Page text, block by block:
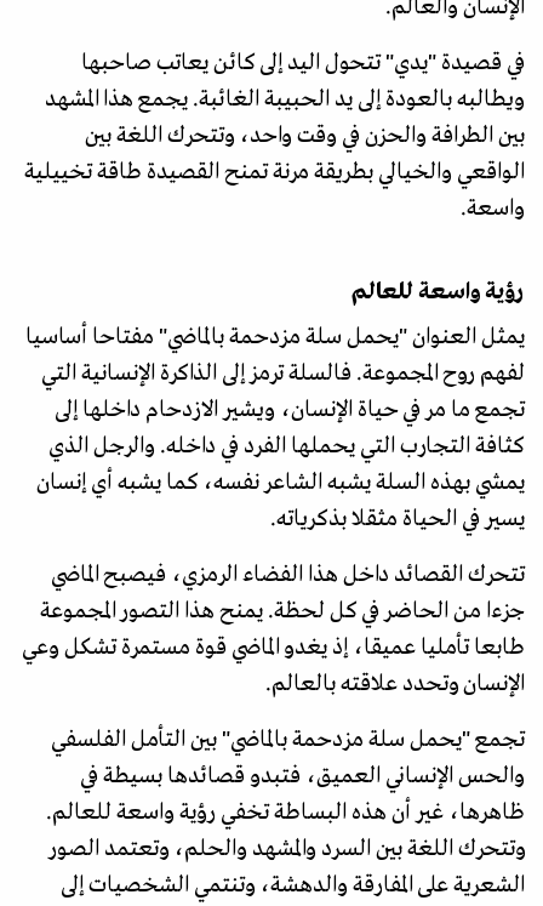
الإنسان والعالم.
في قصيدة "يدي" تتحول اليد إلى كائن يعاتب صاحبها
ويطالبه بالعودة إلى يد الحبيبة الغائبة. يجمع هذا المشهد
بين الطرافة والحزن في وقت واحد، وتتحرك اللغة بين
الواقعي والخيالي بطريقة مرنة تمنح القصيدة طاقة تخييلية
واسعة.
رؤية واسعة للعالم
يمثل العنوان "يحمل سلة مزدحمة بالماضي" مفتاحا أساسيا
لفهم روح المجموعة. فالسلة ترمز إلى الذاكرة الإنسانية التي
تجمع ما مر في حياة الإنسان، ويشير الازدحام داخلها إلى
كثافة التجارب التي يحملها الفرد في داخله. والرجل الذي
يمشي بهذه السلة يشبه الشاعر نفسه، كما يشبه أي إنسان
يسير في الحياة مثقلا بذكرياته.
تتحرك القصائد داخل هذا الفضاء الرمزي، فيصبح الماضي
جزءا من الحاضر في كل لحظة. يمنح هذا التصور المجموعة
طابعا تأمليا عميقا، إذ يغدو الماضي قوة مستمرة تشكل وعي
الإنسان وتحدد علاقته بالعالم.
تجمع "يحمل سلة مزدحمة بالماضي" بين التأمل الفلسفي
والحس الإنساني العميق، فتبدو قصائدها بسيطة في
ظاهرها، غير أن هذه البساطة تخفي رؤية واسعة للعالم.
وتتحرك اللغة بين السرد والمشهد والحلم، وتعتمد الصور
الشعرية على المفارقة والدهشة، وتنتمي الشخصيات إلى